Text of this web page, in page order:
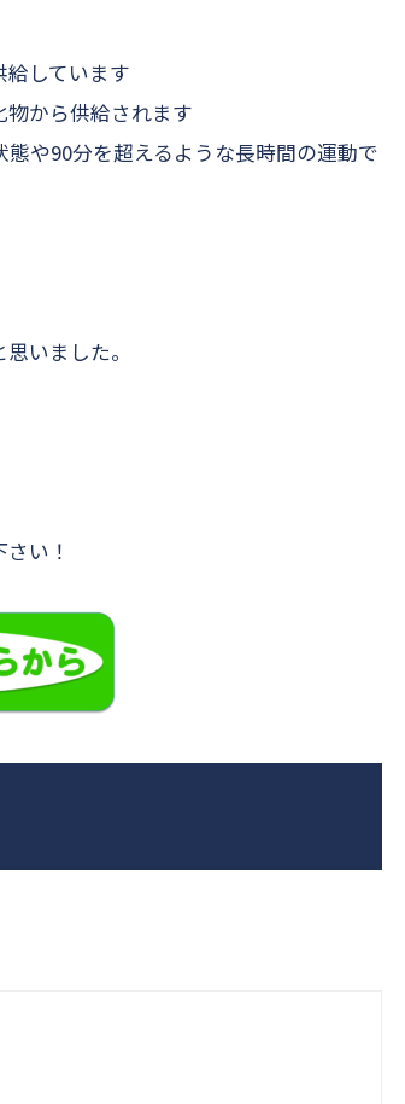
しています
から供給されます
や90分を超えるような長時間の運動で
いました。
い！